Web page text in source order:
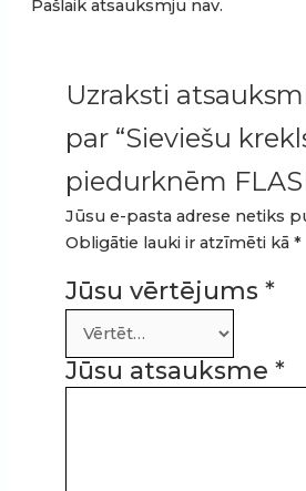
Pašlaik atsauksmju nav.
Uzraksti
par “Sieviešu
piedurknēm
Jūsu e-pasta adrese netiks
Obligātie lauki ir atzīmēti kā*
Jūsu vērtējums*
Jūsu atsauksme*